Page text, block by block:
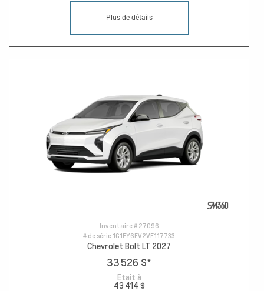
Plus de détails
Inventaire # 27096
# de série 1G1FY6EV2VF117733
Chevrolet Bolt LT 2027
33 526 $*
Etait à
43 414 $